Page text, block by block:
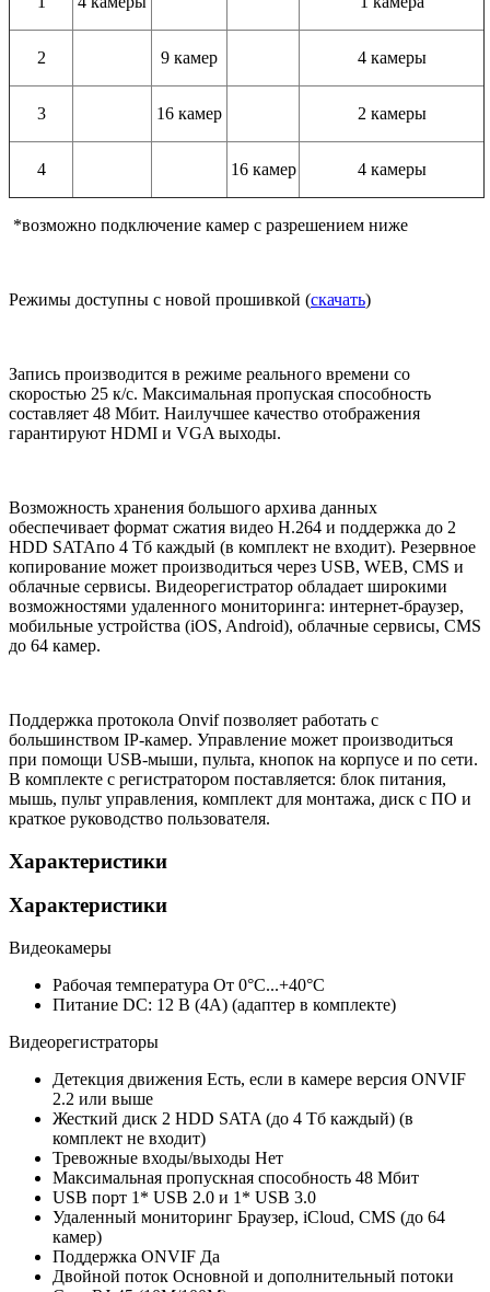
2 9 камер 4 камеры
3 16 камер 2 камеры
4 16 камер 4 камеры
*возможно подключение камер с разрешением ниже
Режимы доступны с новой прошивкой (скачать)
Запись производится в режиме реального времени со
скоростью 25 к/с. Максимальная пропуская способность
составляет 48 Мбит. Наилучшее качество отображения
гарантируют HDMI и VGA выходы.
Возможность хранения большого архива данных
обеспечивает формат сжатия видео H.264 и поддержка до 2
HDD SATAпо 4 Тб каждый (в комплект не входит). Резервное
копирование может производиться через USB, WEB, CMS и
облачные сервисы. Видеорегистратор обладает широкими
возможностями удаленного мониторинга: интернет-браузер,
мобильные устройства (iOS, Android), облачные сервисы, CMS
до 64 камер.
Поддержка протокола Onvif позволяет работать с
большинством IP-камер. Управление может производиться
при помощи USB-мыши, пульта, кнопок на корпусе и по сети.
В комплекте с регистратором поставляется: блок питания,
мышь, пульт управления, комплект для монтажа, диск с ПО и
краткое руководство пользователя.
Характеристики
Характеристики
Видеокамеры
Рабочая температура От 0°С...+40°С
Питание DC: 12 В (4А) (адаптер в комплекте)
Видеорегистраторы
Детекция движения Есть, если в камере версия ONVIF
2.2 или выше
Жесткий диск 2 HDD SATA (до 4 Тб каждый) (в
комплект не входит)
Тревожные входы/выходы Нет
Максимальная пропускная способность 48 Мбит
USB порт 1* USB 2.0 и 1* USB 3.0
Удаленный мониторинг Браузер, iCloud, CMS (до 64
камер)
Поддержка ONVIF Да
Двойной поток Основной и дополнительный потоки